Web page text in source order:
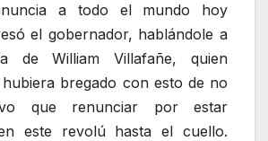
a todo el mundo hoy
el gobernador, hablándole a
de William Villafañe, quien
bregado con esto de no
que renunciar por estar
este revolú hasta el cuello.